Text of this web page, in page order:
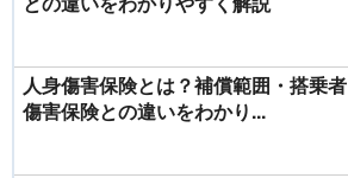
人身傷害保険とは？補償範囲・搭乗者
傷害保険との違いをわかり...